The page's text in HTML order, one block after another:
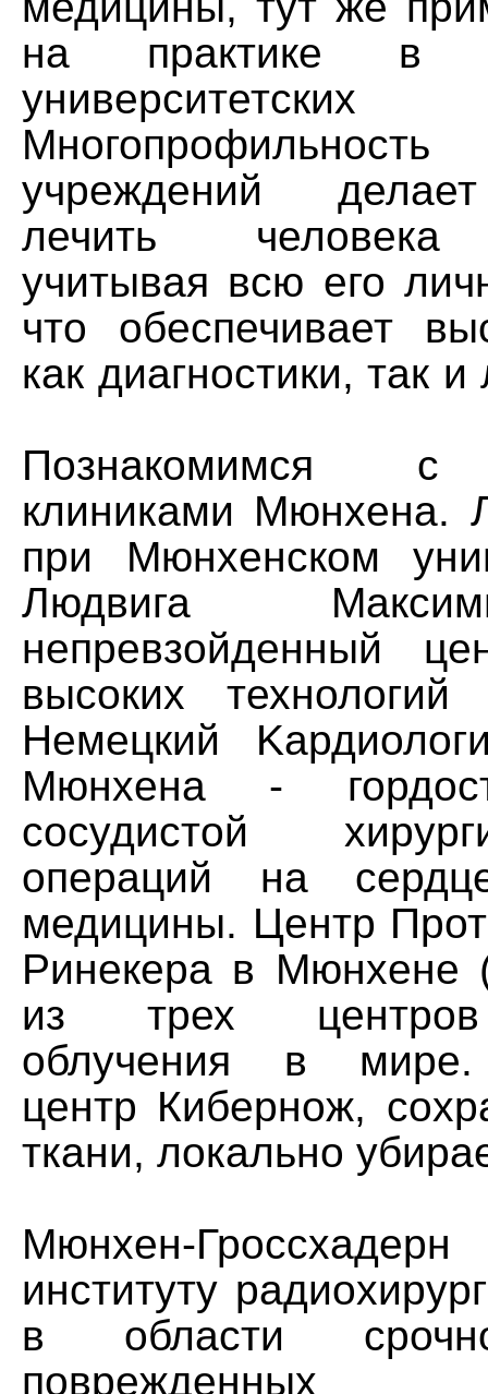
на практике в
учреждений
лечить человека
учитывая всю его
что обеспечивает
как диагностики, так
Познакомимся с
клиниками Мюнхена.
при Мюнхенском
Людвига
непревзойденный
высоких
Немецкий
Мюнхена -
сосудистой
операций на
медицины. Центр
Ринекера в
из трех центров
облучения в мире.
центр Кибернож,
ткани, локально
Мюнхен-
институту
в области
поврежденных